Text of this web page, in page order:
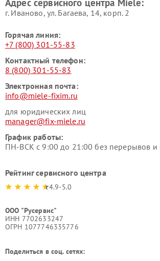
Miele
пылесосов
Адрес сервисного центра Miele:
г. Иваново, ул. Багаева, 14, корп. 2
Горячая линия:
+7 (800) 301-55-83
Контактный телефон:
8 (800) 301-55-83
Электронная почта:
info@miele-fixim.ru
для юридических лиц
manager@fix-miele.ru
График работы:
ПН-ВСК с 9:00 до 21:00 без перерывов
Рейтинг сервисного центра
4.9-5.0
ООО "Русервис"
ИНН 7702633247
ОГРН 1077746335776
Поделиться в соц. сетях: